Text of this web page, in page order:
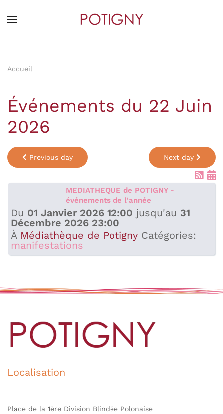
content
Accueil
Événements du 22 Juin
2026
Previous day Next day
MEDIATHEQUE de POTIGNY -
événements de l'année
Du 01 Janvier 2026 12:00 jusqu'au 31
Décembre 2026 23:00
À Médiathèque de Potigny Catégories:
manifestations
Localisation
Place de la 1ère Division Blindée Polonaise